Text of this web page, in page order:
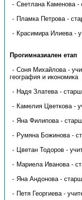
Светлана Каменова -
Пламка Петрова -
Красимира Илиева -
Прогимназиален етап
Соня Михайлова -
география и икономика
Надя Златева -
Камелия Цветкова -
Яна Филипова -
Румяна Божинова -
Цветан Тодоров -
Мариела Иванова -
Яна Андонова -
Петя Георгиева -